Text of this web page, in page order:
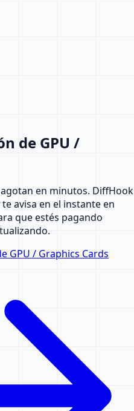
de GPU /
agotan en minutos. DiffHook
avisa en el instante en
que estés pagando
GPU / Graphics Cards